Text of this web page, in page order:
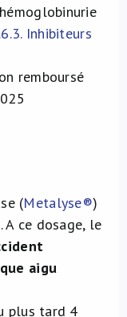
Inhibiteurs
remboursé
(Metalyse®)
ce dosage, le
aigu
plus tard 4